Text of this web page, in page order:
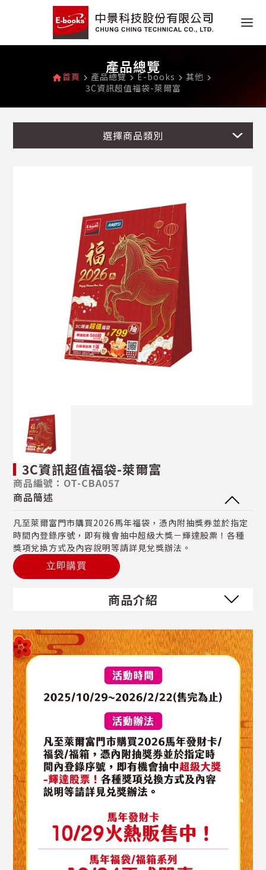
產品總覽
home首頁 navigate_next 產品總覽 navigate_next E-books navigate_next 其他 navigate_next
3C資訊超值福袋-萊爾富
選擇商品類別
3C資訊超值福袋-萊爾富
商品編號：OT-CBA057
商品簡述
凡至萊爾富門市購買2026馬年福袋，憑內附抽獎券並於指定
時間內登錄序號，即有機會抽中超級大獎－輝達股票！各種
獎項兌換方式及內容說明等請詳見兌獎辦法。
立即購買
商品介紹